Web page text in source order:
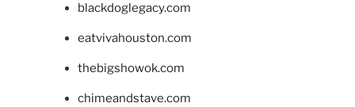
blackdoglegacy.com
eatvivahouston.com
thebigshowok.com
chimeandstave.com